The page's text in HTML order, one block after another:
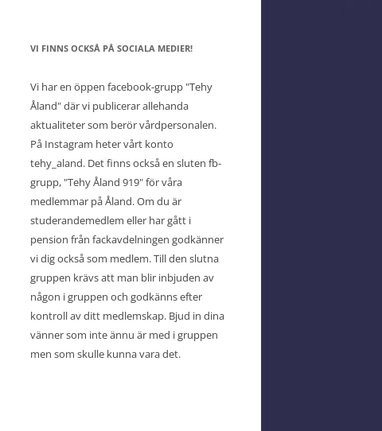
VI FINNS OCKSÅ PÅ SOCIALA MEDIER!
Vi har en öppen facebook-grupp "Tehy
Åland" där vi publicerar allehanda
aktualiteter som berör vårdpersonalen.
På Instagram heter vårt konto
tehy_aland. Det finns också en sluten fb-
grupp, "Tehy Åland 919" för våra
medlemmar på Åland. Om du är
studerandemedlem eller har gått i
pension från fackavdelningen godkänner
vi dig också som medlem. Till den slutna
gruppen krävs att man blir inbjuden av
någon i gruppen och godkänns efter
kontroll av ditt medlemskap. Bjud in dina
vänner som inte ännu är med i gruppen
men som skulle kunna vara det.